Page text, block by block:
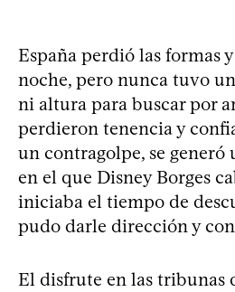
España perdió las formas
noche, pero nunca tuvo
ni altura para buscar por
perdieron tenencia y
un contragolpe, se
en el que Disney Borges
iniciaba el tiempo de
pudo darle dirección y
El disfrute en las tribunas